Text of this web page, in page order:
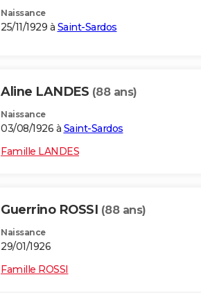
Naissance
25/11/1929 à Saint-Sardos
Aline LANDES (88 ans)
Naissance
03/08/1926 à Saint-Sardos
Famille LANDES
Guerrino ROSSI (88 ans)
Naissance
29/01/1926
Famille ROSSI